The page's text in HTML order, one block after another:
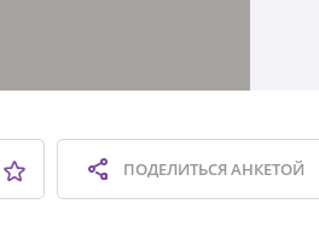
ПОДЕЛИТЬСЯАНКЕТОЙ